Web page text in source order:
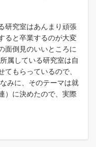
研究室はあんまり頑張
ると卒業するのが大変
面倒見のいいところに
属している研究室は自
もらっているので、
みに、そのテーマは就
）に決めたので、実際